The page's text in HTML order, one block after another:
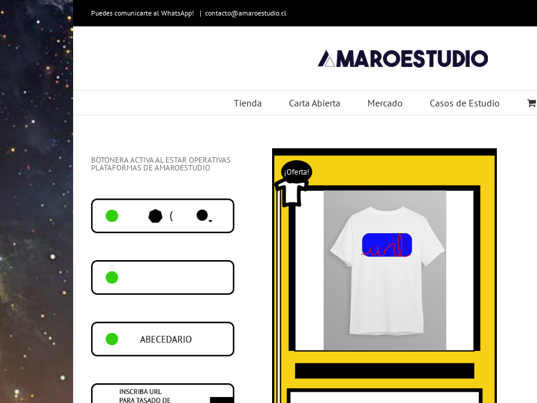
to
content
Puedes comunicarte al WhatsApp! | contacto@amaroestudio.cl
Tienda Carta Abierta Mercado Casos de Estudio
¡Oferta!
BOTONERA ACTIVA AL ESTAR OPERATIVAS
PLATAFORMAS DE AMAROESTUDIO